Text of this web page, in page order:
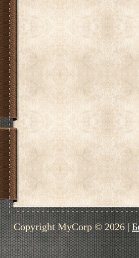
Copyright MyCorp © 2026|